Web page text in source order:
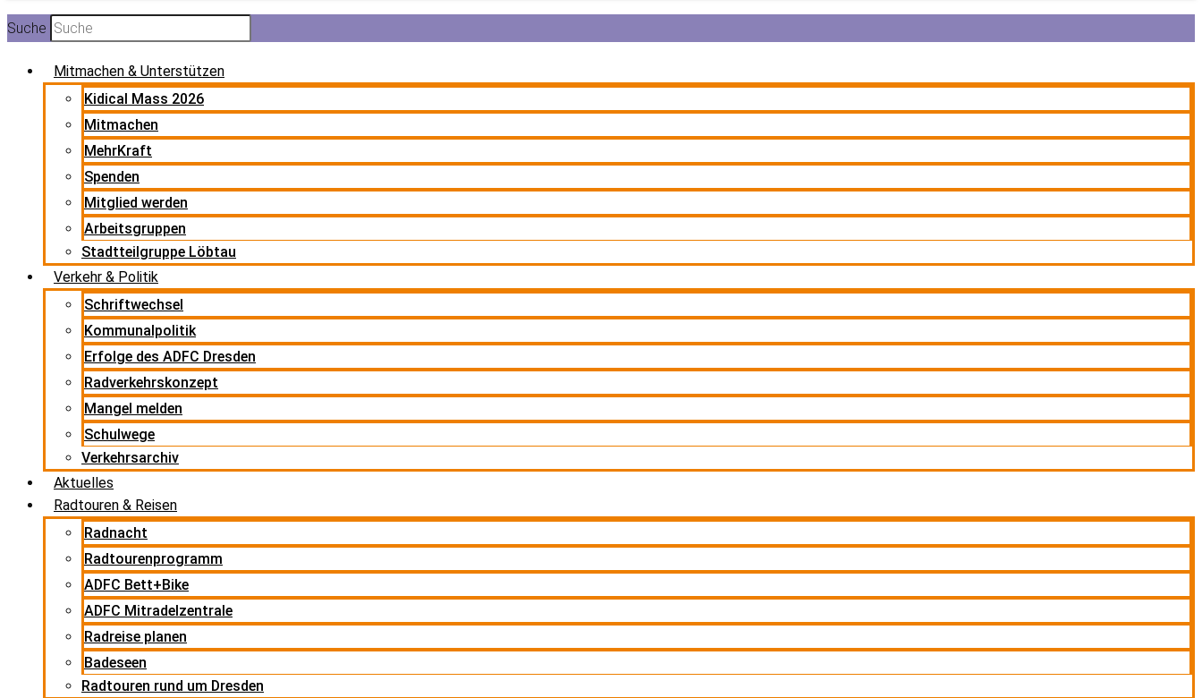
Suche
Mitmachen & Unterstützen
Kidical Mass 2026
Mitmachen
MehrKraft
Spenden
Mitglied werden
Arbeitsgruppen
Stadtteilgruppe Löbtau
Verkehr & Politik
Schriftwechsel
Kommunalpolitik
Erfolge des ADFC Dresden
Radverkehrskonzept
Mangel melden
Schulwege
Verkehrsarchiv
Aktuelles
Radtouren & Reisen
Radnacht
Radtourenprogramm
ADFC Bett+Bike
ADFC Mitradelzentrale
Radreise planen
Badeseen
Radtouren rund um Dresden